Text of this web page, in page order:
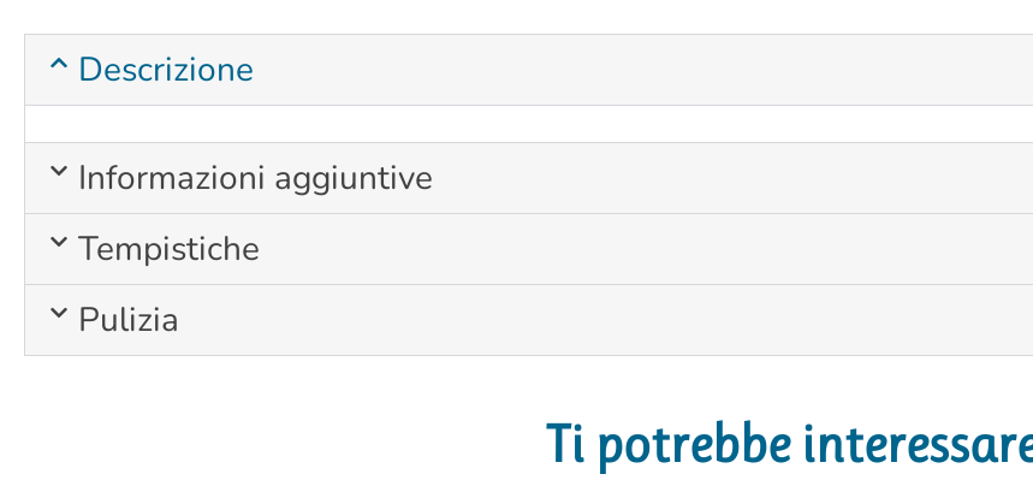
Descrizione
Informazioni aggiuntive
Tempistiche
Pulizia
Ti potrebbe